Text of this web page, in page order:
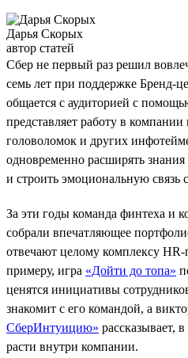
Дарья Скорых
автор статей
Сбер не первый раз решил
семь лет при поддержке Бренд-
общается с аудиторией с
представляет работу в
головоломок и других
одновременно расширять
и строить эмоциональную связь
За эти годы команда финтеха и
собрали впечатляющее
отвечают целому комплексу
примеру, игра «Дойти до топа»
ценятся инициативы
знакомит с его командой, а
СберИнтуицию» рассказывает,
расти внутри компании.